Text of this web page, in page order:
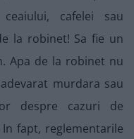
cafelei sau
la robinet! Sa fie un
Apa de la robinet nu
murdara sau
despre cazuri de
fapt, reglementarile